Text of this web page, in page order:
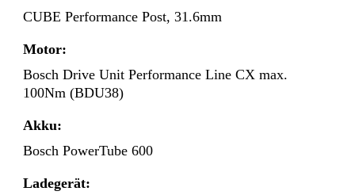
CUBE Performance Post, 31.6mm
Motor:
Bosch Drive Unit Performance Line CX max.
100Nm (BDU38)
Akku:
Bosch PowerTube 600
Ladegerät: